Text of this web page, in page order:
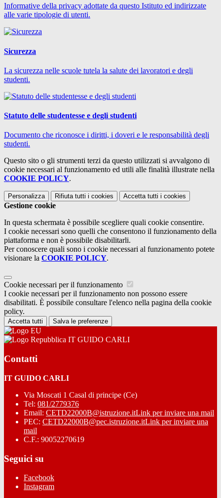
Informative della privacy adottate da questo Istituto ed indirizzate
alle varie tipologie di utenti.
Sicurezza
La sicurezza nelle scuole tutela la salute dei lavoratori e degli
studenti.
Statuto delle studentesse e degli studenti
Documento che riconosce i diritti, i doveri e le responsabilità degli
studenti.
Questo sito o gli strumenti terzi da questo utilizzati si avvalgono di
cookie necessari al funzionamento ed utili alle finalità illustrate nella
COOKIE POLICY.
Personalizza Rifiuta tutti i cookies Accetta tutti i cookies
Gestione cookie
In questa schermata è possibile scegliere quali cookie consentire.
I cookie necessari sono quelli che consentono il funzionamento della
piattaforma e non è possibile disabilitarli.
Per conoscere quali sono i cookie necessari al funzionamento potete
visionare la COOKIE POLICY.
Cookie necessari per il funzionamento
I cookie necessari per il funzionamento non possono essere
disabilitati. È possibile consultare l'elenco nella pagina della cookie
policy.
Accetta tutti Salva le preferenze
IT GUIDO CARLI
Contatti
IT GUIDO CARLI
Via Moscati 1 Casal di principe (Ce)
Tel: 081/2779376
Email: CETD22000B@istruzione.itLink per inviare una mail
PEC: CETD22000B@pec.istruzione.itLink per inviare una
mail
C.F.: 90052270619
Seguici su
Facebook
Instagram